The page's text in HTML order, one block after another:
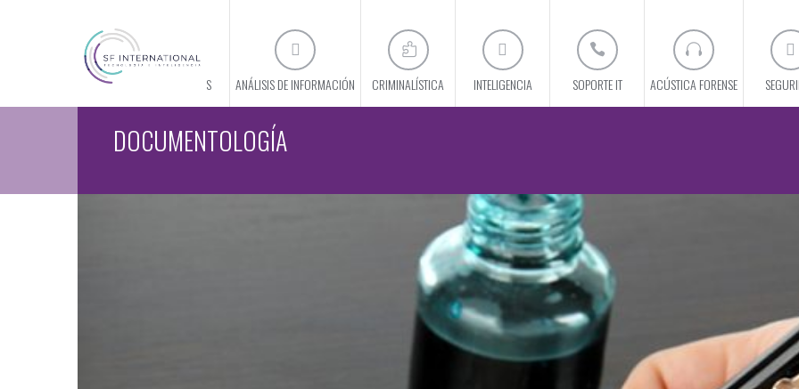
CONÓCENOS ANÁLISIS DE INFORMACIÓN CRIMINALÍSTICA INTELIGENCIA SOPORTE IT ACÚSTICA FORENSE
DOCUMENTOLOGÍA